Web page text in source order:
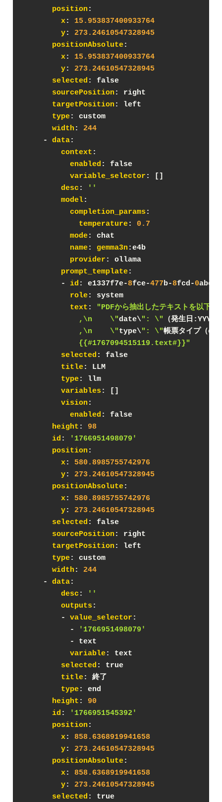
position :
x: 15.953837400933764
y: 273.24610547328945
positionAbsolute:
x: 15.953837400933764
y: 273.24610547328945
selected : false
sourcePosition : right
targetPosition : left
type: custom
width : 244
    -
data:
context :
enabled : false
variable_selector : []
desc :
''
model:
completion_params :
temperature: 0.7
mode: chat
name: gemma3n :e4b
provider : ollama
prompt_template:
        -
id : e1337f7e-8fce-477b-8fcd-0
role: system
text : "PDFから抽出したテキストを以
            ,\n    \"
date\": \"
（発生日
            ,\n    \"
type\": \"帳票タイプ（
            {{#1767094515119.text#}}"
selected : false
title: LLM
type: llm
variables : []
vision :
enabled : false
height : 98
id :
'1766951498079'
position :
x: 580.8985755742976
y: 273.24610547328945
positionAbsolute:
x: 580.8985755742976
y: 273.24610547328945
selected : false
sourcePosition : right
targetPosition : left
type: custom
width : 244
    -
data:
desc :
''
outputs :
        -
value_selector :
          -
'1766951498079'
          - text
variable: text
selected : true
title: 終了
type: end
height : 90
id :
'1766951545392'
position :
x: 858.6368919941658
y: 273.24610547328945
positionAbsolute:
x: 858.6368919941658
y: 273.24610547328945
selected : true